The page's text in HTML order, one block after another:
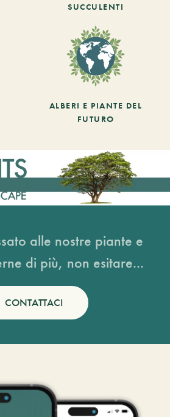
SUCCULENTI
ALBERI E PIANTE DEL
FUTURO
alle nostre piante e
di più, non esitare...
CONTATTACI